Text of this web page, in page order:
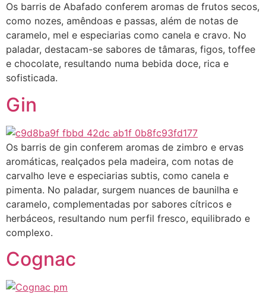
Os barris de Abafado conferem aromas de frutos secos,
como nozes, amêndoas e passas, além de notas de
caramelo, mel e especiarias como canela e cravo. No
paladar, destacam-se sabores de tâmaras, figos, toffee
e chocolate, resultando numa bebida doce, rica e
sofisticada.
Gin
Os barris de gin conferem aromas de zimbro e ervas
aromáticas, realçados pela madeira, com notas de
carvalho leve e especiarias subtis, como canela e
pimenta. No paladar, surgem nuances de baunilha e
caramelo, complementadas por sabores cítricos e
herbáceos, resultando num perfil fresco, equilibrado e
complexo.
Cognac